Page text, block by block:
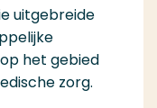
uitgebreide
het gebied
zorg.